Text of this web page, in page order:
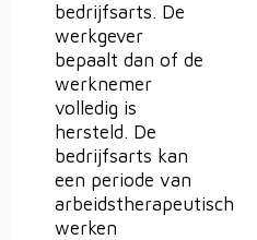
bedrijfsarts. De
werkgever
bepaalt dan of de
werknemer
volledig is
hersteld. De
bedrijfsarts kan
een periode van
arbeidstherapeutisch
werken